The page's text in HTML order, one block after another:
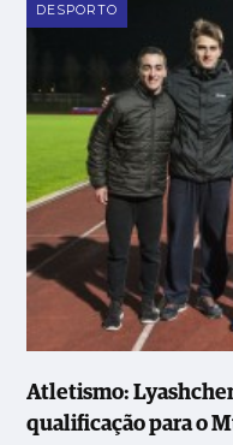
DESPORTO
Atletismo:
qualificação para o